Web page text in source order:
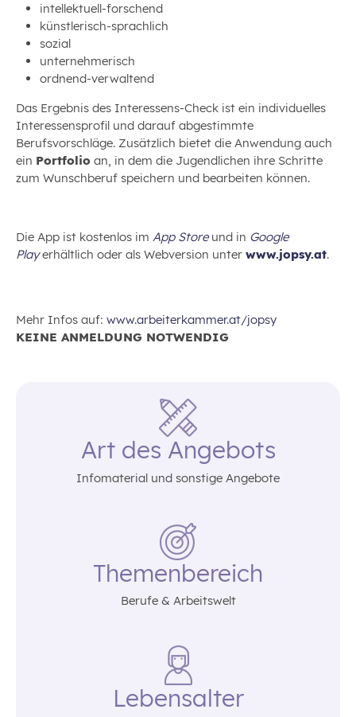
intellektuell-forschend
künstlerisch-sprachlich
sozial
unternehmerisch
ordnend-verwaltend
Das Ergebnis des Interessens-Check ist ein individuelles
Interessensprofil und darauf abgestimmte
Berufsvorschläge. Zusätzlich bietet die Anwendung auch
ein Portfolio an, in dem die Jugendlichen ihre Schritte
zum Wunschberuf speichern und bearbeiten können.
Die App ist kostenlos im App Store und in Google
Play erhältlich oder als Webversion unter www.jopsy.at.
Mehr Infos auf: www.arbeiterkammer.at/jopsy
KEINE ANMELDUNG NOTWENDIG
Art des Angebots
Infomaterial und sonstige Angebote
Themenbereich
Berufe & Arbeitswelt
Lebensalter